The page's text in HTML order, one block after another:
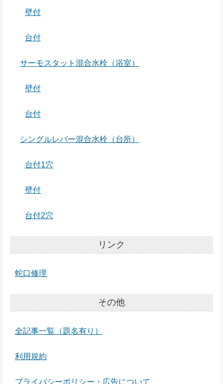
壁付
台付
サーモスタット混合水栓（浴室）
壁付
台付
シングルレバー混合水栓（台所）
台付1穴
壁付
台付2穴
リンク
蛇口修理
その他
全記事一覧（題名有り）
利用規約
プライバシーポリシー・広告について